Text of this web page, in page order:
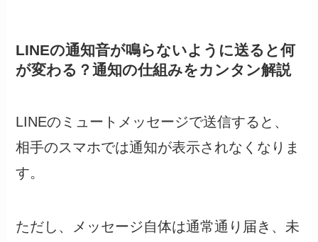
LINEの通知音が鳴らないように送ると何
が変わる？通知の仕組みをカンタン解説
LINEのミュートメッセージで送信すると、
相手のスマホでは通知が表示されなくなりま
す。
ただし、メッセージ自体は通常通り届き、未